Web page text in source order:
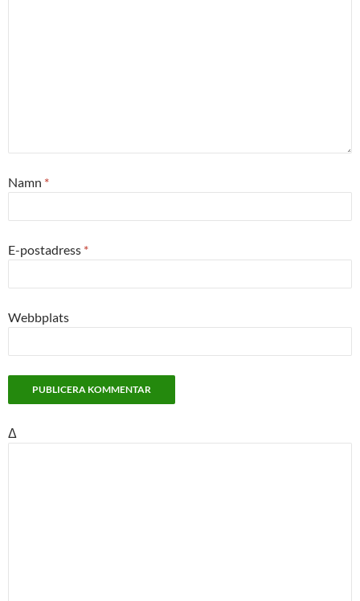
Namn *
E-postadress *
Webbplats
Δ